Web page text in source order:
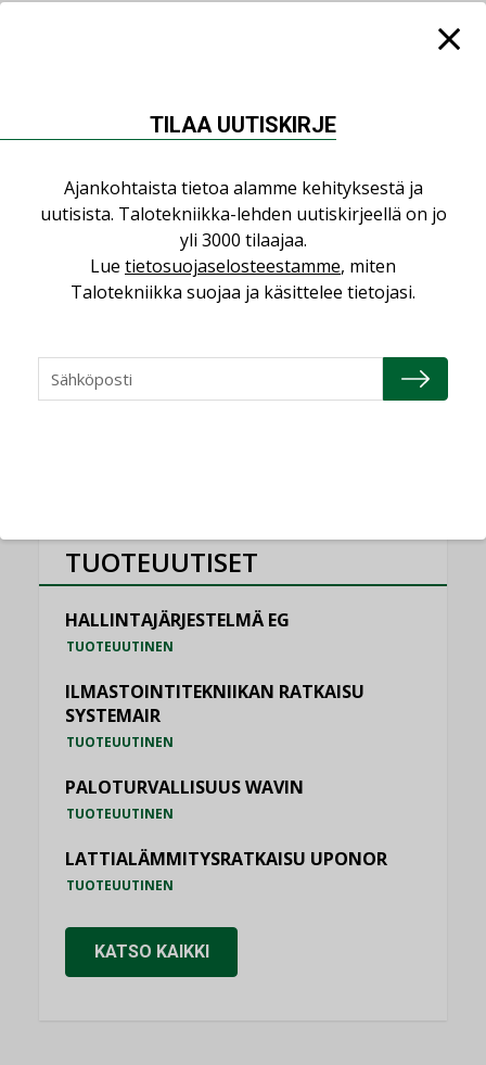
NIMITYKSET
Refair
NIMITYKSET
Granlund Oy
NIMITYKSET
NIMITYKSET
TUOTEUUTISET
HALLINTAJÄRJESTELMÄ EG
TUOTEUUTINEN
ILMASTOINTITEKNIIKAN RATKAISU
SYSTEMAIR
TUOTEUUTINEN
PALOTURVALLISUUS WAVIN
TUOTEUUTINEN
LATTIALÄMMITYSRATKAISU UPONOR
TUOTEUUTINEN
KATSO KAIKKI
TILAA UUTISKIRJE
Ajankohtaista tietoa alamme kehityksestä ja
uutisista. Talotekniikka-lehden uutiskirjeellä on jo
yli 3000 tilaajaa.
Lue tietosuojaselosteestamme, miten
Talotekniikka suojaa ja käsittelee tietojasi.